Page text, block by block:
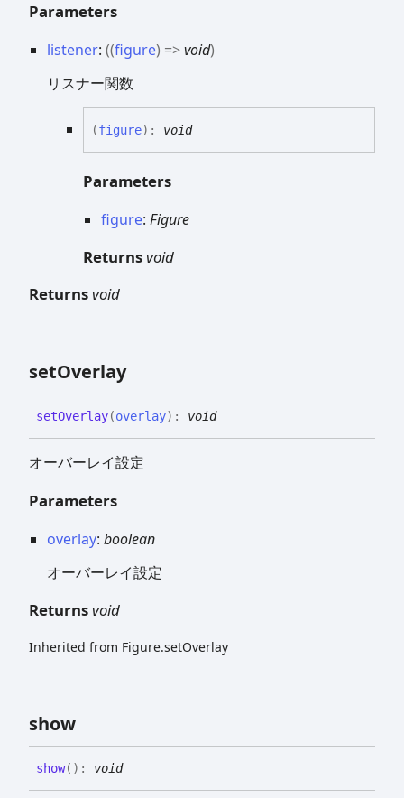
Parameters
listener: ((figure) =>void)
リスナー関数
(figure) : void
Parameters
figure: Figure
Returnsvoid
Returnsvoid
setOverlay
setOverlay(overlay) : void
オーバーレイ設定
Parameters
overlay: boolean
オーバーレイ設定
Returnsvoid
Inherited from Figure.setOverlay
show
show( ) : void